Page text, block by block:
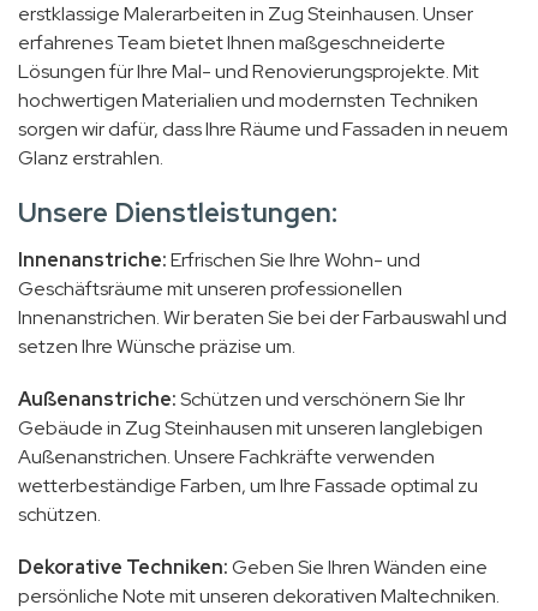
erstklassige Malerarbeiten in Zug Steinhausen. Unser
erfahrenes Team bietet Ihnen maßgeschneiderte
Lösungen für Ihre Mal- und Renovierungsprojekte. Mit
hochwertigen Materialien und modernsten Techniken
sorgen wir dafür, dass Ihre Räume und Fassaden in neuem
Glanz erstrahlen.
Unsere Dienstleistungen:
Innenanstriche:Erfrischen Sie Ihre Wohn- und
Geschäftsräume mit unseren professionellen
Innenanstrichen. Wir beraten Sie bei der Farbauswahl und
setzen Ihre Wünsche präzise um.
Außenanstriche:Schützen und verschönern Sie Ihr
Gebäude in Zug Steinhausen mit unseren langlebigen
Außenanstrichen. Unsere Fachkräfte verwenden
wetterbeständige Farben, um Ihre Fassade optimal zu
schützen.
Dekorative Techniken:Geben Sie Ihren Wänden eine
persönliche Note mit unseren dekorativen Maltechniken.